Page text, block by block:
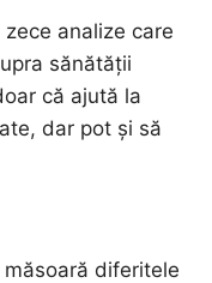
analize care
sănătății
că ajută la
dar pot și să
diferitele